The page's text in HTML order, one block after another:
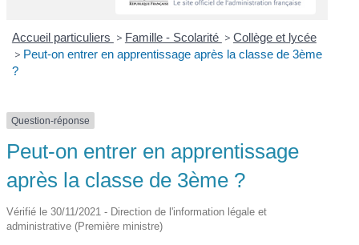
Accueil particuliers > Famille - Scolarité > Collège et lycée
> Peut-on entrer en apprentissage après la classe de 3ème
?
Question-réponse
Peut-on entrer en apprentissage
après la classe de 3ème ?
Vérifié le 30/11/2021 - Direction de l'information légale et
administrative (Première ministre)